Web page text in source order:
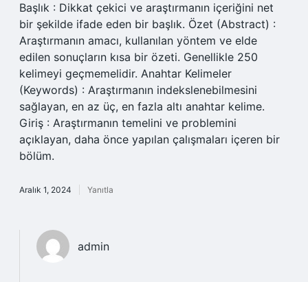
Başlık : Dikkat çekici ve araştırmanın içeriğini net
bir şekilde ifade eden bir başlık. Özet (Abstract) :
Araştırmanın amacı, kullanılan yöntem ve elde
edilen sonuçların kısa bir özeti. Genellikle 250
kelimeyi geçmemelidir. Anahtar Kelimeler
(Keywords) : Araştırmanın indekslenebilmesini
sağlayan, en az üç, en fazla altı anahtar kelime.
Giriş : Araştırmanın temelini ve problemini
açıklayan, daha önce yapılan çalışmaları içeren bir
bölüm.
Aralık 1, 2024 Yanıtla
admin